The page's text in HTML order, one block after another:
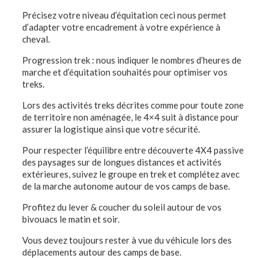
Précisez votre niveau d’équitation ceci nous permet
d’adapter votre encadrement à votre expérience à
cheval.
Progression trek : nous indiquer le nombres d’heures de
marche et d’équitation souhaités pour optimiser vos
treks.
Lors des activités treks décrites comme pour toute zone
de territoire non aménagée, le 4×4 suit à distance pour
assurer la logistique ainsi que votre sécurité.
Pour respecter l’équilibre entre découverte 4X4 passive
des paysages sur de longues distances et activités
extérieures, suivez le groupe en trek et complétez avec
de la marche autonome autour de vos camps de base.
Profitez du lever & coucher du soleil autour de vos
bivouacs le matin et soir.
Vous devez toujours rester à vue du véhicule lors des
déplacements autour des camps de base.